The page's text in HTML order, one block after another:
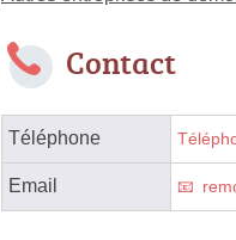
Contact
Téléphone
Email